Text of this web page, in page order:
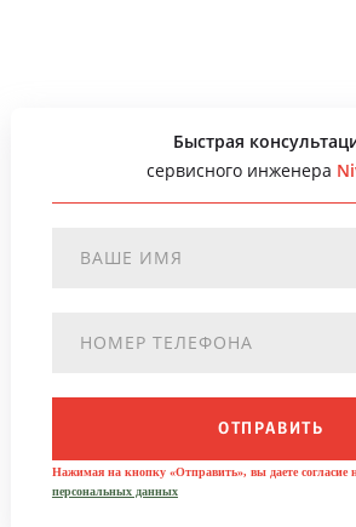
Быстрая
сервисного инженера
ОТПРАВИТЬ
Нажимая на кнопку «Отправить», вы даете согласие
персональных данных